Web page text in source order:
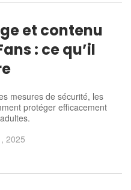
et contenu
: ce qu’il
mesures de sécurité, les
protéger efficacement
2025